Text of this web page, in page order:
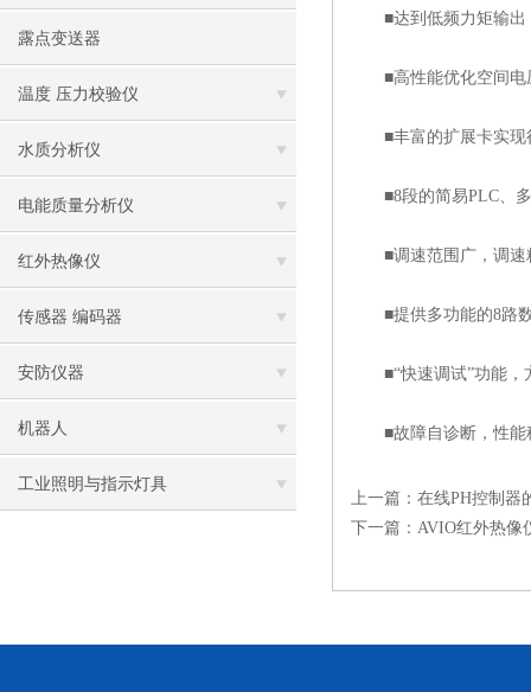
露点变送器
温度 压力校验仪
水质分析仪
电能质量分析仪
红外热像仪
传感器 编码器
安防仪器
机器人
工业照明与指示灯具
■达到低频力矩输出
■高性能优化空间电
■丰富的扩展卡实现
■8段的简易PLC、多
■调速范围广，调速
■提供多功能的8路数
■“快速调试”功能，
■故障自诊断，性能稳
上一篇： 在线PH控制器
下一篇： AVIO红外热像